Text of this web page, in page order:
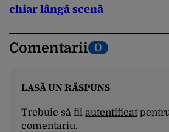
chiar lângă scenă
Comentarii 0
LASĂ UN RĂSPUNS
Trebuie să fii autentificat
comentariu.